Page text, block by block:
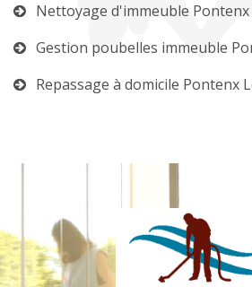
Nettoyage d'immeuble Pontenx
Gestion poubelles immeuble
Repassage à domicile Pontenx